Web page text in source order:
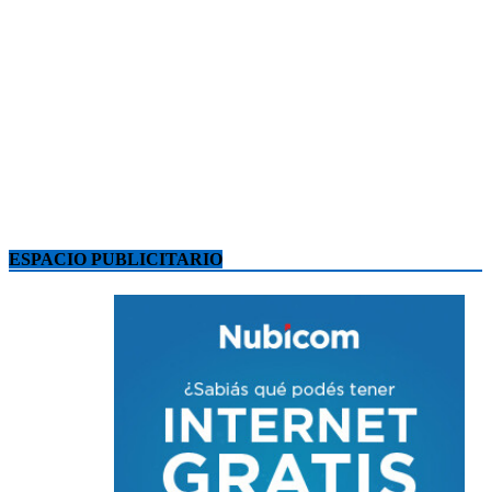
ESPACIO PUBLICITARIO